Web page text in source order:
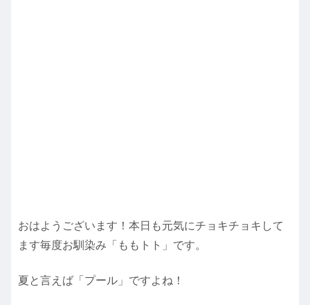
おはようございます！本日も元気にチョキチョキして
ます毎度お馴染み「ももトト」です。
夏と言えば「プール」ですよね！